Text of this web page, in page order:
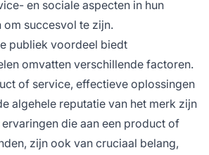
en sociale aspecten in hun
succesvol te zijn.
publiek voordeel biedt
omvatten verschillende factoren.
of service, effectieve oplossingen
algehele reputatie van het merk zijn
die aan een product of
zijn ook van cruciaal belang,